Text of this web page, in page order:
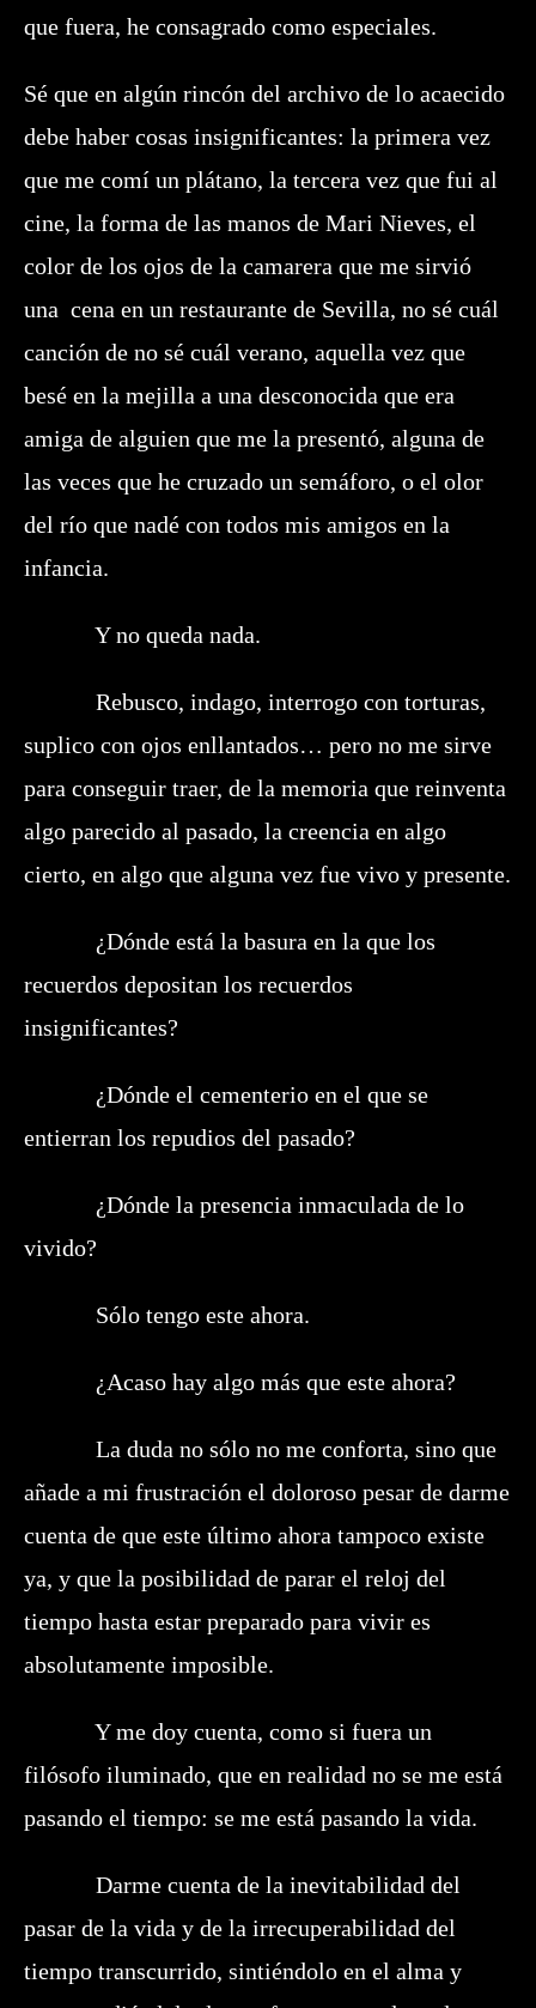
que fuera, he consagrado como especiales.
Sé que en algún rincón del archivo de lo acaecido
debe haber cosas insignificantes: la primera vez
que me comí un plátano, la tercera vez que fui al
cine, la forma de las manos de Mari Nieves, el
color de los ojos de la camarera que me sirvió
una cena en un restaurante de Sevilla, no sé cuál
canción de no sé cuál verano, aquella vez que
besé en la mejilla a una desconocida que era
amiga de alguien que me la presentó, alguna de
las veces que he cruzado un semáforo, o el olor
del río que nadé con todos mis amigos en la
infancia.
Y no queda nada.
Rebusco, indago, interrogo con torturas,
suplico con ojos enllantados… pero no me sirve
para conseguir traer, de la memoria que reinventa
algo parecido al pasado, la creencia en algo
cierto, en algo que alguna vez fue vivo y presente.
¿Dónde está la basura en la que los
recuerdos depositan los recuerdos
insignificantes?
¿Dónde el cementerio en el que se
entierran los repudios del pasado?
¿Dónde la presencia inmaculada de lo
vivido?
Sólo tengo este ahora.
¿Acaso hay algo más que este ahora?
La duda no sólo no me conforta, sino que
añade a mi frustración el doloroso pesar de darme
cuenta de que este último ahora tampoco existe
ya, y que la posibilidad de parar el reloj del
tiempo hasta estar preparado para vivir es
absolutamente imposible.
Y me doy cuenta, como si fuera un
filósofo iluminado, que en realidad no se me está
pasando el tiempo: se me está pasando la vida.
Darme cuenta de la inevitabilidad del
pasar de la vida y de la irrecuperabilidad del
tiempo transcurrido, sintiéndolo en el alma y